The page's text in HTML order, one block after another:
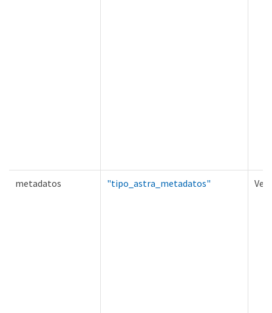
metadatos "tipo_astra_metadatos"